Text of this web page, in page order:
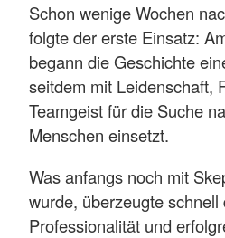
Schon wenige Wochen
folgte der erste Einsatz:
begann die Geschichte
seitdem mit Leidenschaft,
Teamgeist für die Suche
Menschen einsetzt.
Was anfangs noch mit
wurde, überzeugte schnell
Professionalität und